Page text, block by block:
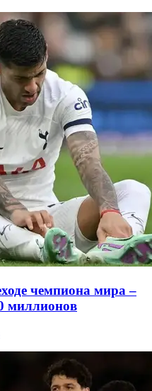
чемпиона мира –
миллионов